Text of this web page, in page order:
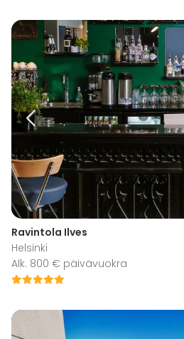
Ravintola Ilves
Helsinki
Alk. 800 € päivävuokra